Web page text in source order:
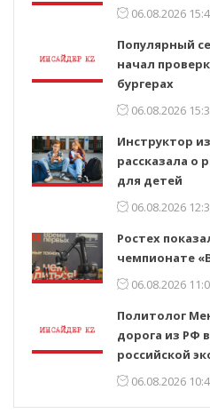
06.08.2026
Популярный
начал
бургерах
06.08.2026
Инструктор
рассказала о
для детей
06.08.2026
Ростех
чемпионате
06.08.2026
Политолог
дорога из РФ
российской
06.08.2026